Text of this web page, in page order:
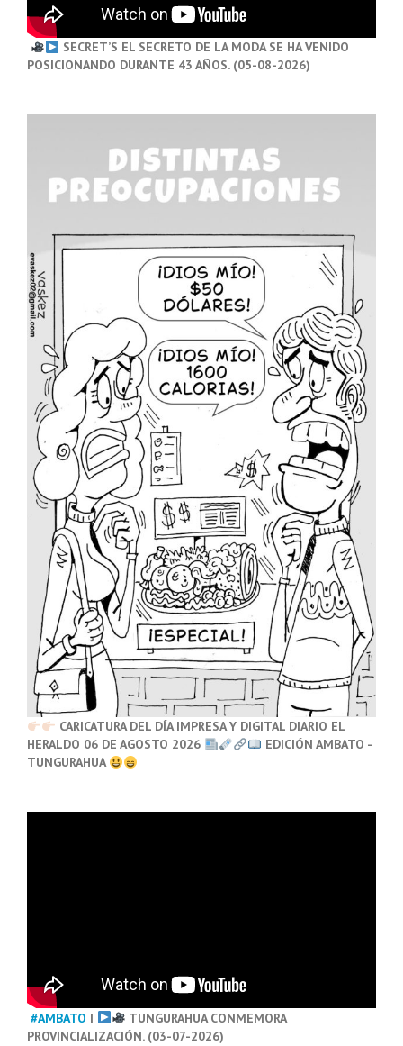
SECRET’S EL SECRETO DE LA MODA SE HA VENIDO
POSICIONANDO DURANTE 43 AÑOS. (05-08-2026)
CARICATURA DEL DÍA IMPRESA Y DIGITAL DIARIO EL
HERALDO 06 DE AGOSTO 2026
EDICIÓN AMBATO -
TUNGURAHUA
#AMBATO |
TUNGURAHUA CONMEMORA
PROVINCIALIZACIÓN. (03-07-2026)